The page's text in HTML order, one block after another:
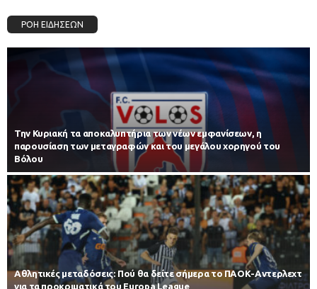
ΡΟΗ ΕΙΔΗΣΕΩΝ
Την Κυριακή τα αποκαλυπτήρια των νέων εμφανίσεων, η
παρουσίαση των μεταγραφών και του μεγάλου χορηγού του
Βόλου
Αθλητικές μεταδόσεις: Πού θα δείτε σήμερα το ΠΑΟΚ-Αντερλεχτ
για τα προκριματικά του Europa League